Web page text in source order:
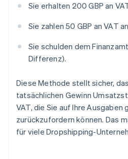
Sie erhalten 200 GBP an
Sie zahlen 50 GBP an VAT
Sie schulden dem
Differenz).
Diese Methode stellt sicher,
tatsächlichen Gewinn
VAT, die Sie auf Ihre Ausgaben
zurückzufordern können. Das
für viele Dropshipping-